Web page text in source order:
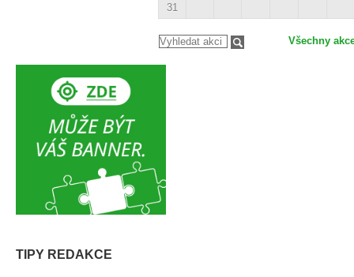
31
Všechny
TIPY REDAKCE